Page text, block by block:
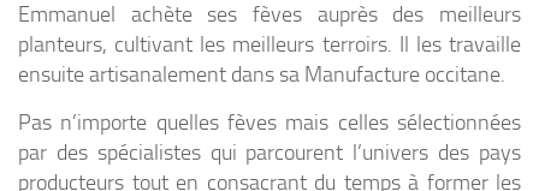
Emmanuel achète ses fèves auprès des meilleurs
planteurs, cultivant les meilleurs terroirs. Il les travaille
ensuite artisanalement dans sa Manufacture occitane.
Pas n’importe quelles fèves mais celles sélectionnées
par des spécialistes qui parcourent l’univers des pays
producteurs tout en consacrant du temps à former les